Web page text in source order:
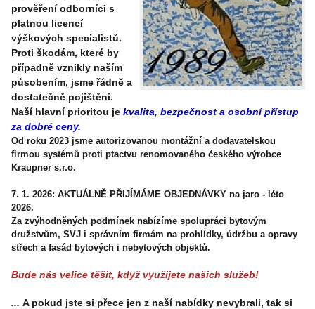
prověření odborníci s
platnou licencí
výškových specialistů.
Proti škodám, které by
případně vznikly naším
působením, jsme řádně a
dostatečně pojištěni.
Naší hlavní prioritou je kvalita, bezpečnost a osobní přístup
za dobré ceny.
Od roku 2023 jsme autorizovanou montážní a dodavatelskou
firmou systémů proti ptactvu renomovaného českého výrobce
Kraupner s.r.o.
7. 1. 2026: AKTUÁLNĚ PŘIJÍMÁME OBJEDNÁVKY na jaro - léto
2026.
Za zvýhodněných podmínek nabízíme spolupráci bytovým
družstvům, SVJ i správním firmám na prohlídky, údržbu a opravy
střech a fasád bytových i nebytových objektů.
Bude nás velice těšit, když využijete našich služeb!
... A pokud jste si přece jen z naší nabídky nevybrali, tak si